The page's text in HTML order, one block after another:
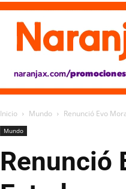
Inicio Mundo Renunció Evo
Mundo
Renunció